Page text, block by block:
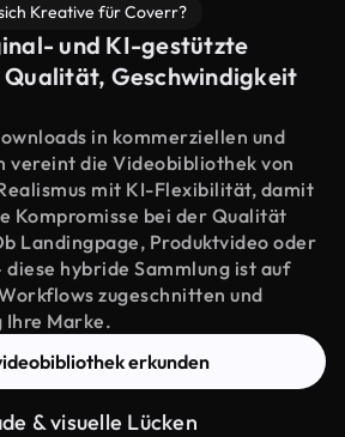
Kreative für Coverr?
und KI-gestützte
Geschwindigkeit
in kommerziellen und
vereint die Videobibliothek von
mit KI-Flexibilität, damit
Kompromisse bei der Qualität
Landingpage, Produktvideo oder
hybride Sammlung ist auf
zugeschnitten und
Marke.
erkunden
& visuelle Lücken